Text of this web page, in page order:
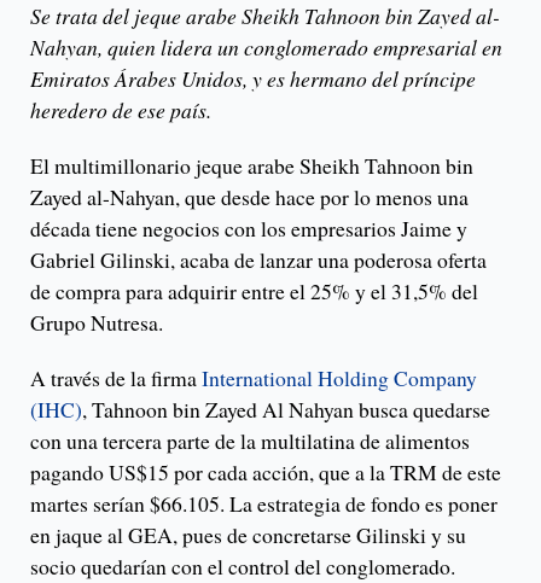
Se trata del jeque arabe Sheikh Tahnoon bin Zayed al-
Nahyan, quien lidera un conglomerado empresarial en
Emiratos Árabes Unidos, y es hermano del príncipe
heredero de ese país.
El multimillonario jeque arabe Sheikh Tahnoon bin
Zayed al-Nahyan, que desde hace por lo menos una
década tiene negocios con los empresarios Jaime y
Gabriel Gilinski, acaba de lanzar una poderosa oferta
de compra para adquirir entre el 25% y el 31,5% del
Grupo Nutresa.
A través de la firmaInternational Holding Company
(IHC), Tahnoon bin Zayed Al Nahyan busca quedarse
con una tercera parte de la multilatina de alimentos
pagando US$15 por cada acción, que a la TRM de este
martes serían $66.105. La estrategia de fondo es poner
en jaque al GEA, pues de concretarse Gilinski y su
socio quedarían con el control del conglomerado.